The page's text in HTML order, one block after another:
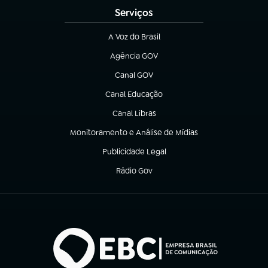
Serviços
A Voz do Brasil
(abre em nova aba)
Agência GOV
(abre em nova aba)
Canal GOV
(abre em nova aba)
Canal Educação
(abre em nova aba)
Canal Libras
(abre em nova aba)
Monitoramento e Análise de Mídias
(abre em nova aba)
Publicidade Legal
(abre em nova aba)
Rádio Gov
(abre em nova aba)